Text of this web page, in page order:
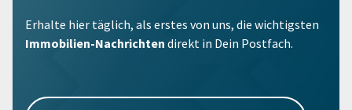
Erhalte hier täglich, als erstes von uns, die wichtigsten
Immobilien-Nachrichten direkt in Dein Postfach.